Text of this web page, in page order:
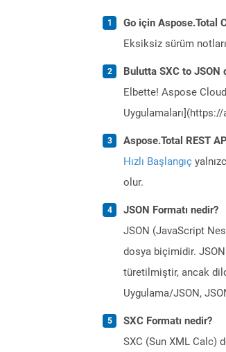
Go için Aspose.Total
Eksiksiz sürüm notları
Bulutta SXC to
Elbette! Aspose
Aspose.Total REST
Hızlı Başlangıç
olur.
JSON Formatı nedir?
JSON (JavaScript
dosya biçimidir.
türetilmiştir, ancak
Uygulama/JSON,
SXC Formatı nedir?
SXC (Sun XML Calc)